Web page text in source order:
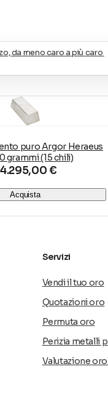
da meno caro a più caro
puro Argor Heraeus
grammi (15 chili)
€
Acquista
Servizi
Vendi il tuo oro
Quotazioni oro
Permuta oro
Perizia metalli
Valutazione